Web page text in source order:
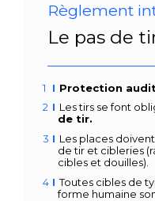
Règlement
Le pas de
Protection
Les tirs se font
de tir.
Les places
de tir et cibleries
cibles et douilles).
Toutes cibles de
forme humaine